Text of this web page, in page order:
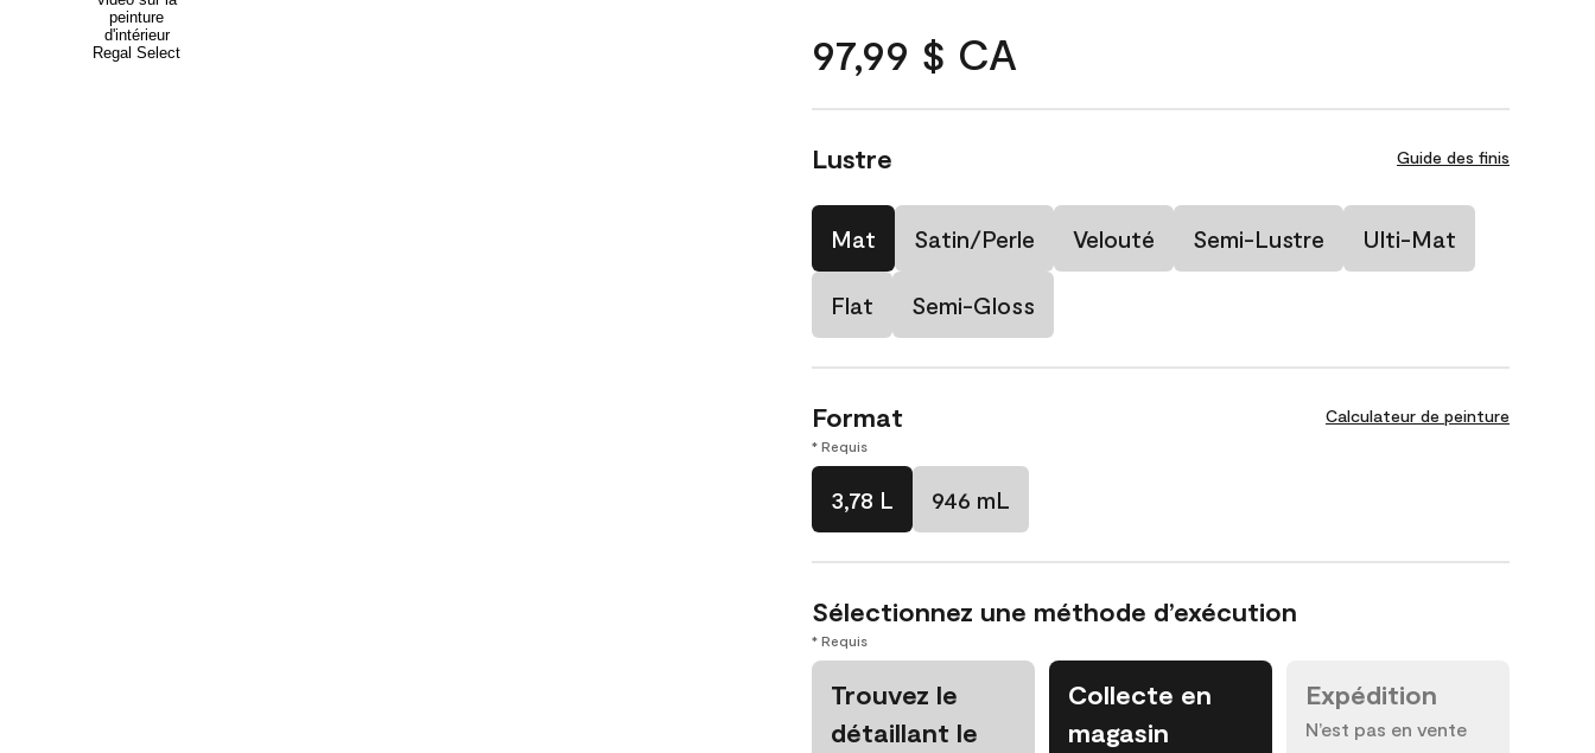
97,99 $ CA
Lustre Guide des finis
Mat Satin/Perle Velouté Semi-Lustre Ulti-Mat
Flat Semi-Gloss
Format Calculateur de peinture
* Requis
3,78 L 946 mL
Sélectionnez une méthode d’exécution
* Requis
Trouvez le
détaillant le
Collecte en
magasin
Expédition
N’est pas en vente